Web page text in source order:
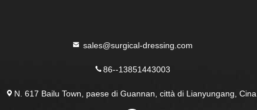
sales@surgical-dressing.com
86--13851443003
N. 617 Bailu Town, paese di Guannan, città di Lianyungang, Cina.